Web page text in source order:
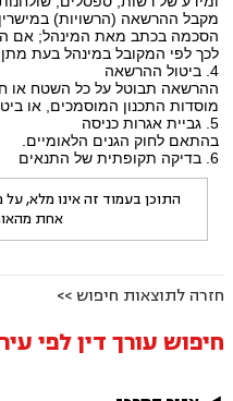
מקבל ההרשאה (הרשויות)
הסכמה בכתב מאת המינהל; אם
לכך לפי המקובל במינהל בעת
4. ביטול ההרשאה
ההרשאה תבוטל על כל השטח או
מוסדות התכנון המוסמכים, או
5. גביית אגרות כניסה
בהתאם לחוק הגנים הלאומיים.
6. בדיקה תקופתית של התנאים
התוכן בעמוד זה אינו מלא,
אחת
חזרה לתוצאות חיפוש >>
חיפוש עורך דין לפי עיר